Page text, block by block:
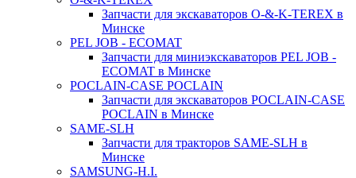
Запчасти для экскаваторов O-&-K-TEREX в
Минске
PEL JOB - ECOMAT
Запчасти для миниэкскаваторов PEL JOB -
ECOMAT в Минске
POCLAIN-CASE POCLAIN
Запчасти для экскаваторов POCLAIN-CASE
POCLAIN в Минске
SAME-SLH
Запчасти для тракторов SAME-SLH в
Минске
SAMSUNG-H.I.